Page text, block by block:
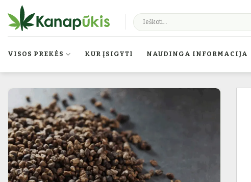
Skip to content
VISOS PREKĖS KUR ĮSIGYTI NAUDINGA INFORMACIJA